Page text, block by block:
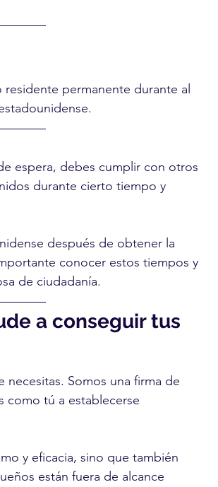
permanente durante al
espera, debes cumplir con otros
durante cierto tiempo y
después de obtener la
conocer estos tiempos y
de ciudadanía.
a conseguir tus
necesitas. Somos una firma de
como tú a establecerse
y eficacia, sino que también
están fuera de alcance